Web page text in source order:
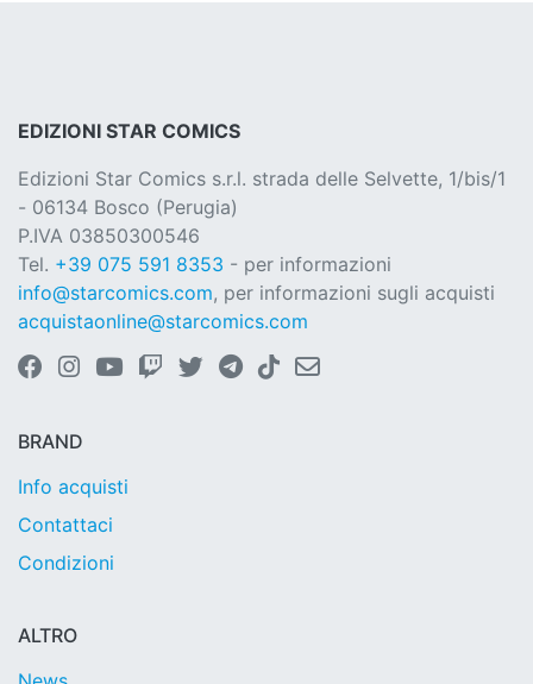
EDIZIONI STAR COMICS
Edizioni Star Comics s.r.l. strada delle Selvette, 1/bis/1
- 06134 Bosco (Perugia)
P.IVA 03850300546
Tel. +39 075 591 8353 - per informazioni
info@starcomics.com, per informazioni sugli acquisti
acquistaonline@starcomics.com
BRAND
Info acquisti
Contattaci
Condizioni
ALTRO